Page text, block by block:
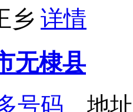
乡 详情
无棣县
号码 地址